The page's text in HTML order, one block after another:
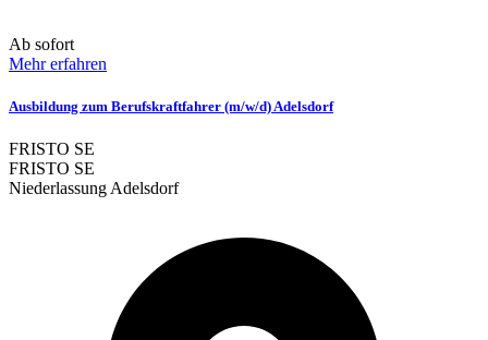
Ab sofort
Mehr erfahren
Ausbildung zum Berufskraftfahrer (m/w/d) Adelsdorf
FRISTO SE
FRISTO SE
Niederlassung Adelsdorf